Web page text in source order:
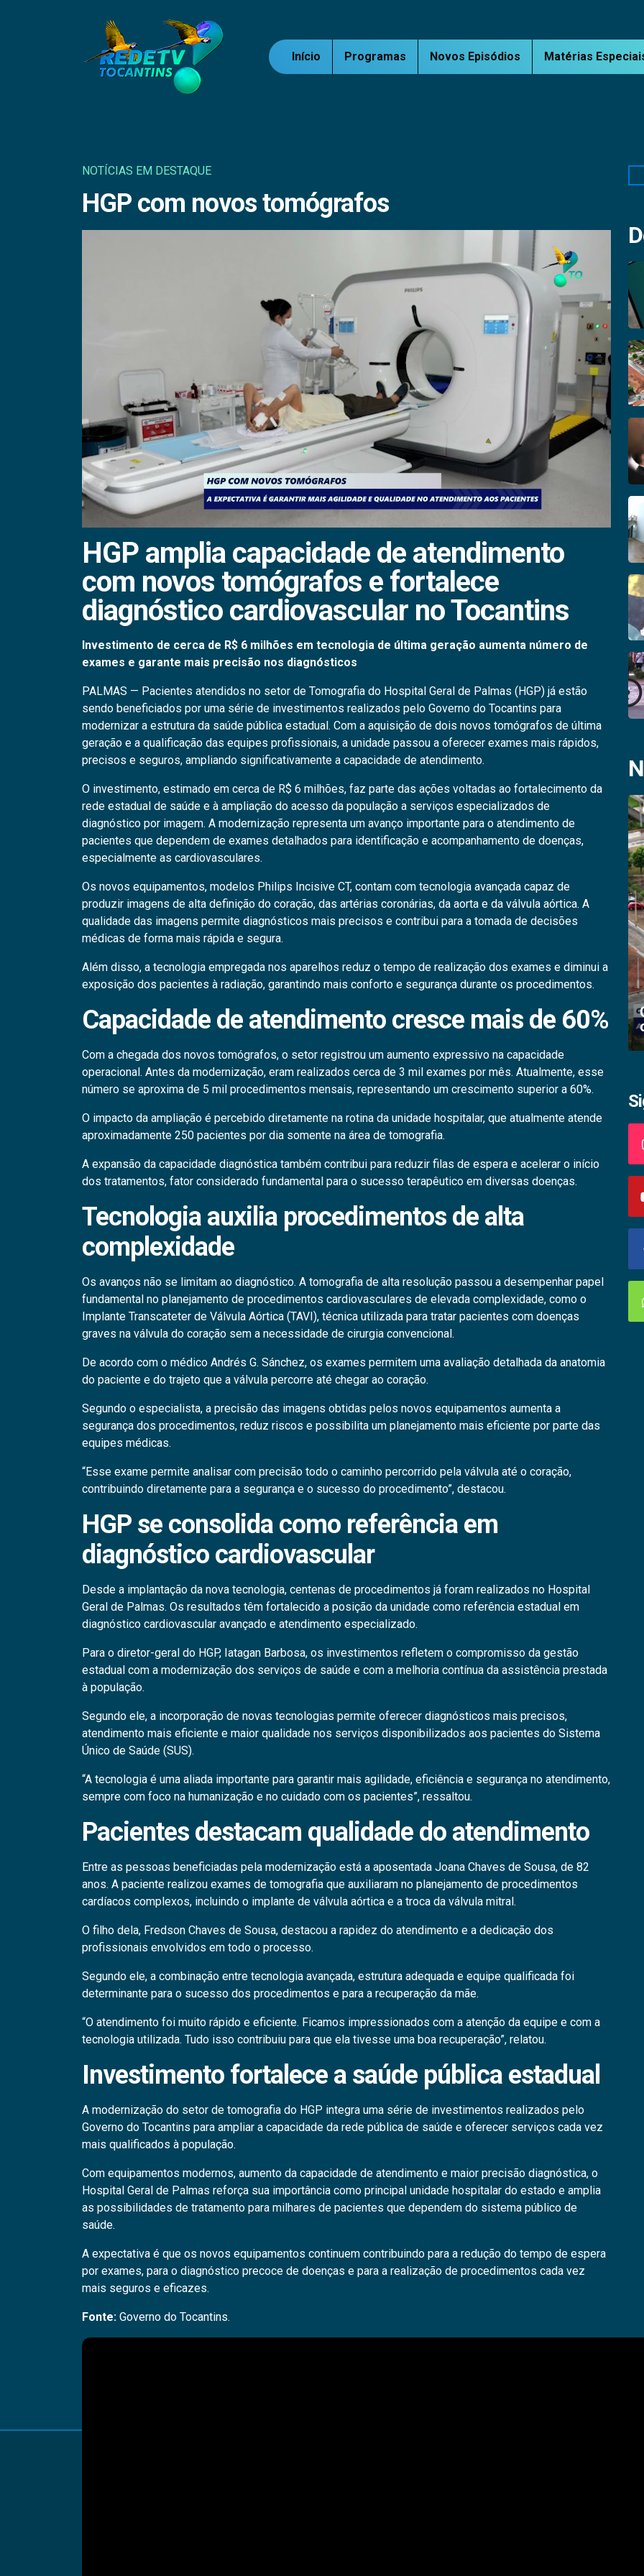
Início Programas Novos Episódios Matérias
NOTÍCIAS EM DESTAQUE
HGP com novos tomógrafos
HGP amplia capacidade de atendimento
com novos tomógrafos e fortalece
diagnóstico cardiovascular no Tocantins
Investimento de cerca de R$ 6 milhões em tecnologia de última geração aumenta número de
exames e garante mais precisão nos diagnósticos
PALMAS — Pacientes atendidos no setor de Tomografia do Hospital Geral de Palmas (HGP) já estão
sendo beneficiados por uma série de investimentos realizados pelo Governo do Tocantins para
modernizar a estrutura da saúde pública estadual. Com a aquisição de dois novos tomógrafos de última
geração e a qualificação das equipes profissionais, a unidade passou a oferecer exames mais rápidos,
precisos e seguros, ampliando significativamente a capacidade de atendimento.
O investimento, estimado em cerca de R$ 6 milhões, faz parte das ações voltadas ao fortalecimento da
rede estadual de saúde e à ampliação do acesso da população a serviços especializados de
diagnóstico por imagem. A modernização representa um avanço importante para o atendimento de
pacientes que dependem de exames detalhados para identificação e acompanhamento de doenças,
especialmente as cardiovasculares.
Os novos equipamentos, modelos Philips Incisive CT, contam com tecnologia avançada capaz de
produzir imagens de alta definição do coração, das artérias coronárias, da aorta e da válvula aórtica. A
qualidade das imagens permite diagnósticos mais precisos e contribui para a tomada de decisões
médicas de forma mais rápida e segura.
Além disso, a tecnologia empregada nos aparelhos reduz o tempo de realização dos exames e diminui a
exposição dos pacientes à radiação, garantindo mais conforto e segurança durante os procedimentos.
Capacidade de atendimento cresce mais de 60%
Com a chegada dos novos tomógrafos, o setor registrou um aumento expressivo na capacidade
operacional. Antes da modernização, eram realizados cerca de 3 mil exames por mês. Atualmente, esse
número se aproxima de 5 mil procedimentos mensais, representando um crescimento superior a 60%.
O impacto da ampliação é percebido diretamente na rotina da unidade hospitalar, que atualmente atende
aproximadamente 250 pacientes por dia somente na área de tomografia.
A expansão da capacidade diagnóstica também contribui para reduzir filas de espera e acelerar o início
dos tratamentos, fator considerado fundamental para o sucesso terapêutico em diversas doenças.
Tecnologia auxilia procedimentos de alta
complexidade
Os avanços não se limitam ao diagnóstico. A tomografia de alta resolução passou a desempenhar papel
fundamental no planejamento de procedimentos cardiovasculares de elevada complexidade, como o
Implante Transcateter de Válvula Aórtica (TAVI), técnica utilizada para tratar pacientes com doenças
graves na válvula do coração sem a necessidade de cirurgia convencional.
De acordo com o médico Andrés G. Sánchez, os exames permitem uma avaliação detalhada da anatomia
do paciente e do trajeto que a válvula percorre até chegar ao coração.
Segundo o especialista, a precisão das imagens obtidas pelos novos equipamentos aumenta a
segurança dos procedimentos, reduz riscos e possibilita um planejamento mais eficiente por parte das
equipes médicas.
“Esse exame permite analisar com precisão todo o caminho percorrido pela válvula até o coração,
contribuindo diretamente para a segurança e o sucesso do procedimento”, destacou.
HGP se consolida como referência em
diagnóstico cardiovascular
Desde a implantação da nova tecnologia, centenas de procedimentos já foram realizados no Hospital
Geral de Palmas. Os resultados têm fortalecido a posição da unidade como referência estadual em
diagnóstico cardiovascular avançado e atendimento especializado.
Para o diretor-geral do HGP, Iatagan Barbosa, os investimentos refletem o compromisso da gestão
estadual com a modernização dos serviços de saúde e com a melhoria contínua da assistência prestada
à população.
Segundo ele, a incorporação de novas tecnologias permite oferecer diagnósticos mais precisos,
atendimento mais eficiente e maior qualidade nos serviços disponibilizados aos pacientes do Sistema
Único de Saúde (SUS).
“A tecnologia é uma aliada importante para garantir mais agilidade, eficiência e segurança no atendimento,
sempre com foco na humanização e no cuidado com os pacientes”, ressaltou.
Pacientes destacam qualidade do atendimento
Entre as pessoas beneficiadas pela modernização está a aposentada Joana Chaves de Sousa, de 82
anos. A paciente realizou exames de tomografia que auxiliaram no planejamento de procedimentos
cardíacos complexos, incluindo o implante de válvula aórtica e a troca da válvula mitral.
O filho dela, Fredson Chaves de Sousa, destacou a rapidez do atendimento e a dedicação dos
profissionais envolvidos em todo o processo.
Segundo ele, a combinação entre tecnologia avançada, estrutura adequada e equipe qualificada foi
determinante para o sucesso dos procedimentos e para a recuperação da mãe.
“O atendimento foi muito rápido e eficiente. Ficamos impressionados com a atenção da equipe e com a
tecnologia utilizada. Tudo isso contribuiu para que ela tivesse uma boa recuperação”, relatou.
Investimento fortalece a saúde pública estadual
A modernização do setor de tomografia do HGP integra uma série de investimentos realizados pelo
Governo do Tocantins para ampliar a capacidade da rede pública de saúde e oferecer serviços cada vez
mais qualificados à população.
Com equipamentos modernos, aumento da capacidade de atendimento e maior precisão diagnóstica, o
Hospital Geral de Palmas reforça sua importância como principal unidade hospitalar do estado e amplia
as possibilidades de tratamento para milhares de pacientes que dependem do sistema público de
saúde.
A expectativa é que os novos equipamentos continuem contribuindo para a redução do tempo de espera
por exames, para o diagnóstico precoce de doenças e para a realização de procedimentos cada vez
mais seguros e eficazes.
Fonte: Governo do Tocantins.
Academia palmense de letras abre
inscrições